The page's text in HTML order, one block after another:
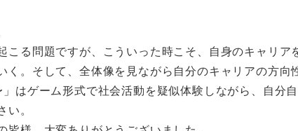
る問題ですが、こういった時こそ、自身のキャリ
。そして、全体像を見ながら自分のキャリアの方向
ゲーム形式で社会活動を疑似体験しながら、自分
。